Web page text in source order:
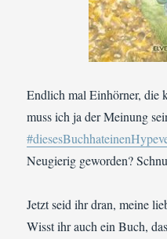
Endlich mal Einhörner, die
muss ich ja der Meinung
Neugierig geworden?
Jetzt seid ihr dran, meine
Wisst ihr auch ein Buch,